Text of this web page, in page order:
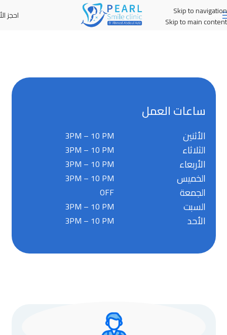
Skip to navigation
Skip to main content
MENU احجز
ساعات العمل
3PM – 10 PM الأثنين
3PM – 10 PM الثلاثاء
3PM – 10 PM الأربعاء
3PM – 10 PM الخميس
OFF الجمعة
3PM – 10 PM السبت
3PM – 10 PM الأحد